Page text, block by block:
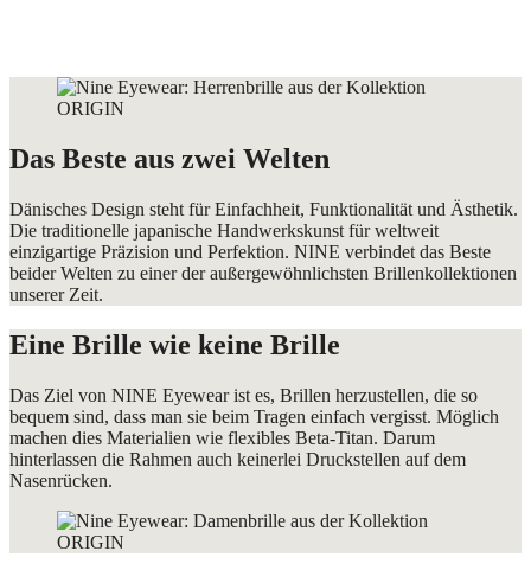
Das Beste aus zwei Welten
Dänisches Design steht für Einfachheit, Funktionalität und Ästhetik.
Die traditionelle japanische Handwerkskunst für weltweit
einzigartige Präzision und Perfektion. NINE verbindet das Beste
beider Welten zu einer der außergewöhnlichsten Brillenkollektionen
unserer Zeit.
Eine Brille wie keine Brille
Das Ziel von NINE Eyewear ist es, Brillen herzustellen, die so
bequem sind, dass man sie beim Tragen einfach vergisst. Möglich
machen dies Materialien wie flexibles Beta-Titan. Darum
hinterlassen die Rahmen auch keinerlei Druckstellen auf dem
Nasenrücken.